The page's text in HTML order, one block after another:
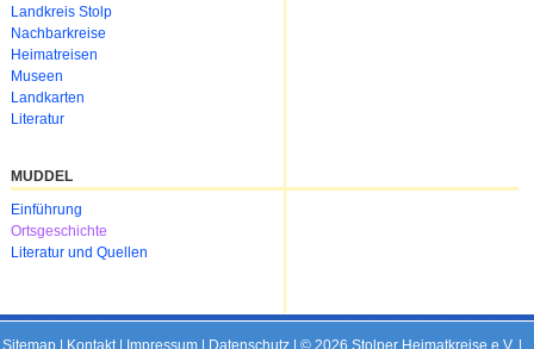
überspringen
Landkreis Stolp
Nachbarkreise
Heimatreisen
Museen
Landkarten
Literatur
MUDDEL
Navigation
überspringen
Einführung
Ortsgeschichte
Literatur und Quellen
Sitemap| Kontakt| Impressum| Datenschutz| © 2026 Stolper Heimatkreise e.V. |